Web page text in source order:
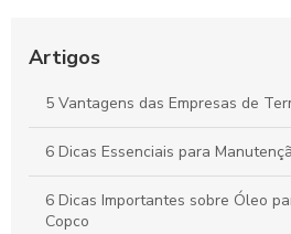
Eficiência e Resultados Comprovados
Aprenda Técnicas Comprovadas
Produtividade de Forma Prática e
Como o Aluguel de Compressores
Eficiência e Reduz Custos no Seu
Artigos
5 Vantagens das Empresas de
6 Dicas Essenciais para
6 Dicas Importantes sobre Óleo
Copco